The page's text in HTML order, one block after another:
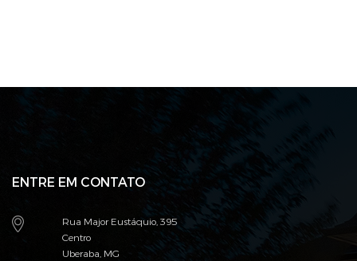
ENTRE EM CONTATO
Rua Major Eustáquio, 395
Centro
Uberaba, MG